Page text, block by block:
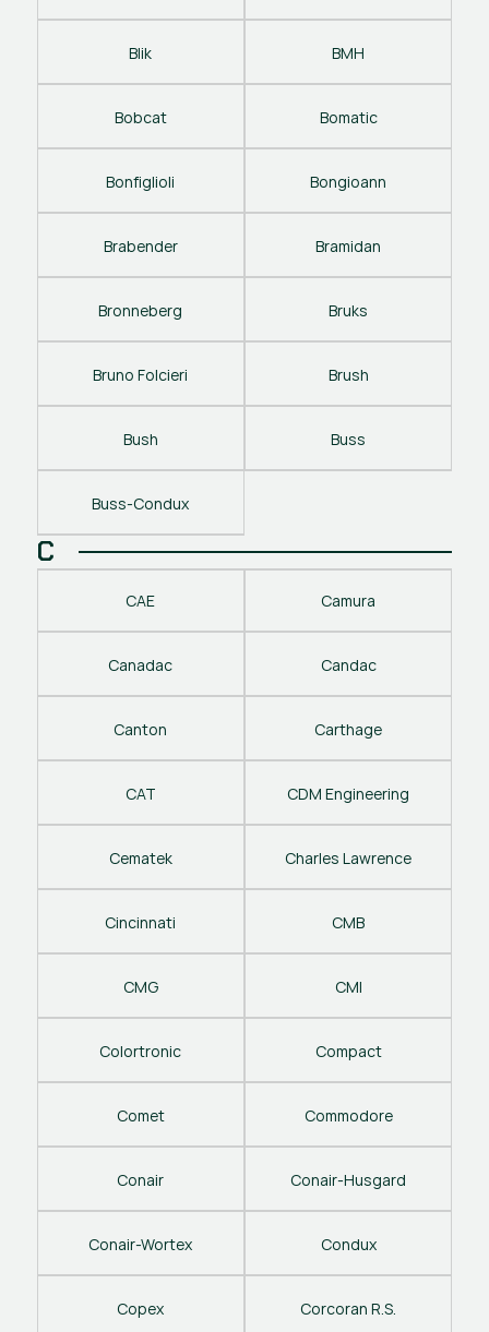
Blik BMH
Bobcat Bomatic
Bonfiglioli Bongioann
Brabender Bramidan
Bronneberg Bruks
Bruno Folcieri Brush
Bush Buss
Buss-Condux
C
CAE Camura
Canadac Candac
Canton Carthage
CAT CDM Engineering
Cematek Charles Lawrence
Cincinnati CMB
CMG CMI
Colortronic Compact
Comet Commodore
Conair Conair-Husgard
Conair-Wortex Condux
Copex Corcoran R.S.